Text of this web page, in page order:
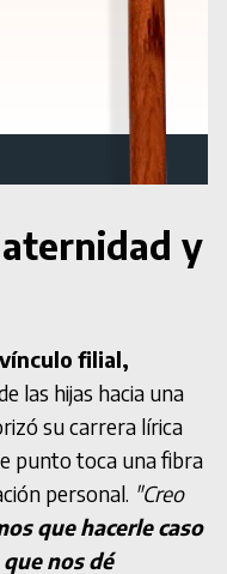
y
filial,
las hijas hacia una
su carrera lírica
punto toca una fibra
personal. "Creo
que hacerle caso
nos dé